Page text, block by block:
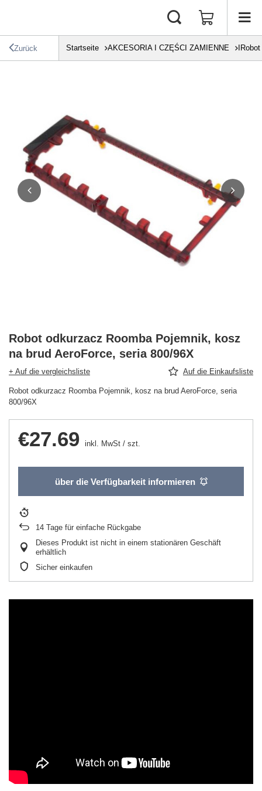
Zurück Startseite AKCESORIA I CZĘŚCI ZAMIENNE IRobot
Robot odkurzacz Roomba Pojemnik, kosz
na brud AeroForce, seria 800/96X
+ Auf die vergleichsliste Auf die Einkaufsliste
Robot odkurzacz Roomba Pojemnik, kosz na brud AeroForce, seria
800/96X
€27.69 inkl. MwSt / szt.
über die Verfügbarkeit informieren
14 Tage für einfache Rückgabe
Dieses Produkt ist nicht in einem stationären Geschäft
erhältlich
Sicher einkaufen